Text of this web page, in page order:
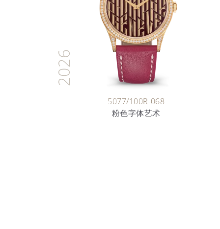
2026
5077/100R-068
粉色字体艺术